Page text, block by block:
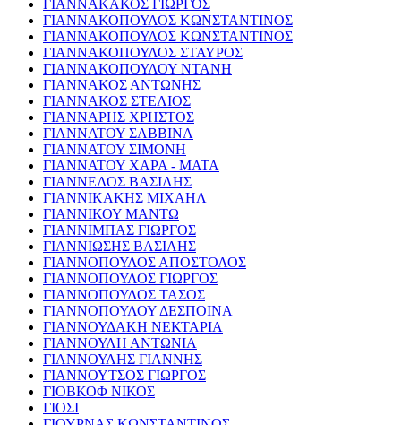
ΓΙΑΝΝΑΚΑΚΟΣ ΓΙΩΡΓΟΣ
ΓΙΑΝΝΑΚΟΠΟΥΛΟΣ ΚΩΝΣΤΑΝΤΙΝΟΣ
ΓΙΑΝΝΑΚΟΠΟΥΛΟΣ ΚΩΝΣΤΑΝΤΙΝΟΣ
ΓΙΑΝΝΑΚΟΠΟΥΛΟΣ ΣΤΑΥΡΟΣ
ΓΙΑΝΝΑΚΟΠΟΥΛΟΥ ΝΤΑΝΗ
ΓΙΑΝΝΑΚΟΣ ΑΝΤΩΝΗΣ
ΓΙΑΝΝΑΚΟΣ ΣΤΕΛΙΟΣ
ΓΙΑΝΝΑΡΗΣ ΧΡΗΣΤΟΣ
ΓΙΑΝΝΑΤΟΥ ΣΑΒΒΙΝΑ
ΓΙΑΝΝΑΤΟΥ ΣΙΜΟΝΗ
ΓΙΑΝΝΑΤΟΥ ΧΑΡΑ - ΜΑΤΑ
ΓΙΑΝΝΕΛΟΣ ΒΑΣΙΛΗΣ
ΓΙΑΝΝΙΚΑΚΗΣ ΜΙΧΑΗΛ
ΓΙΑΝΝΙΚΟΥ ΜΑΝΤΩ
ΓΙΑΝΝΙΜΠΑΣ ΓΙΩΡΓΟΣ
ΓΙΑΝΝΙΩΣΗΣ ΒΑΣΙΛΗΣ
ΓΙΑΝΝΟΠΟΥΛΟΣ ΑΠΟΣΤΟΛΟΣ
ΓΙΑΝΝΟΠΟΥΛΟΣ ΓΙΩΡΓΟΣ
ΓΙΑΝΝΟΠΟΥΛΟΣ ΤΑΣΟΣ
ΓΙΑΝΝΟΠΟΥΛΟΥ ΔΕΣΠΟΙΝΑ
ΓΙΑΝΝΟΥΔΑΚΗ ΝΕΚΤΑΡΙΑ
ΓΙΑΝΝΟΥΛΗ ΑΝΤΩΝΙΑ
ΓΙΑΝΝΟΥΛΗΣ ΓΙΑΝΝΗΣ
ΓΙΑΝΝΟΥΤΣΟΣ ΓΙΩΡΓΟΣ
ΓΙΟΒΚΟΦ ΝΙΚΟΣ
ΓΙΟΣΙ